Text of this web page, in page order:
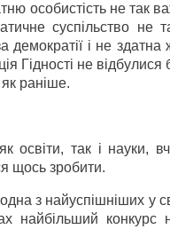
особистість не так
суспільство не
і не здатна
Гідності не відбулися
раніше.
так і науки,
щось зробити.
з найуспішніших у
найбільший конкурс